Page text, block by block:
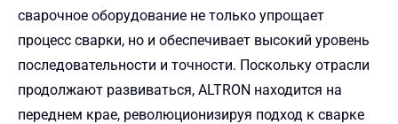
сварочное оборудование не только упрощает
процесс сварки, но и обеспечивает высокий уровень
последовательности и точности. Поскольку отрасли
продолжают развиваться, ALTRON находится на
переднем крае, революционизируя подход к сварке